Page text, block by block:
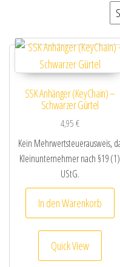
SSK Anhänger (KeyChain) –
Schwarzer Gürtel
4,95€
Kein Mehrwertsteuerausweis,
Kleinunternehmer nach §19 (1)
UStG.
In den Warenkorb
Quick View